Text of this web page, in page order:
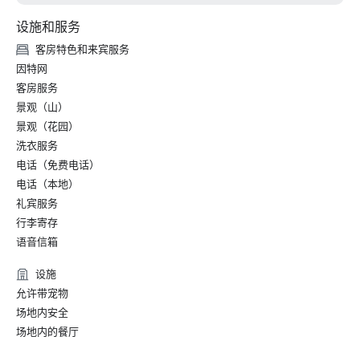
设施和服务
客房特色和来宾服务
因特网
客房服务
景观（山）
景观（花园）
洗衣服务
电话（免费电话）
电话（本地）
礼宾服务
行李寄存
语音信箱
设施
允许带宠物
场地内安全
场地内的餐厅